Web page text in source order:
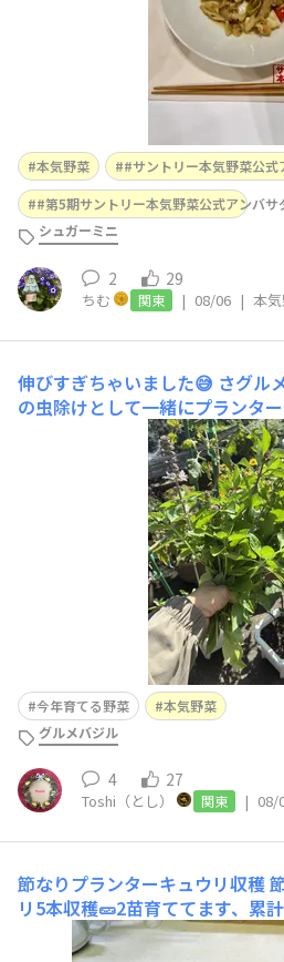
本気野菜
#サントリー本気野菜公式
#第5期サントリー本気野菜公式アンバサ
シュガーミニ
2 29
ちむ 関東 | 08/06 | 本
伸びすぎちゃいました😅 さグル
の虫除けとして一緒にプランタ
ろそろ終わりが近づいています
す気がつけばお花が沢山咲いて
花束みたいです💐
今年育てる野菜
本気野菜
グルメバジル
4 27
Toshi（とし） 関東 | 08/
節なりプランターキュウリ収穫
リ5本収穫🥒2苗育ててます、累
前に比べてキュウリの形がスマ